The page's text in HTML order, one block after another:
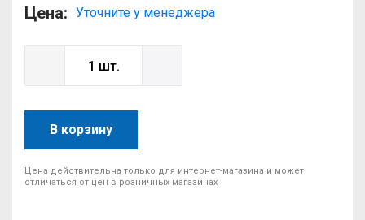
Цена: Уточните у менеджера
В корзину
Цена действительна только для интернет-магазина и может
отличаться от цен в розничных магазинах